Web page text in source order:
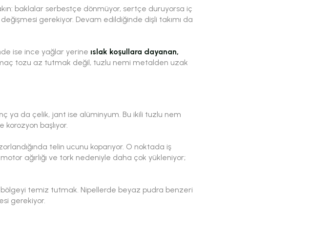
baklalar serbestçe dönmüyor, sertçe duruyorsa iç
gerekiyor. Devam edildiğinde dişli takımı da
ise ince yağlar yerine ıslak koşullara dayanan,
tozu az tutmak değil, tuzlu nemi metalden uzak
ya da çelik, jant ise alüminyum. Bu ikili tuzlu nem
başlıyor.
telin ucunu koparıyor. O noktada iş
ağırlığı ve tork nedeniyle daha çok yükleniyor;
temiz tutmak. Nipellerde beyaz pudra benzeri
gerekiyor.